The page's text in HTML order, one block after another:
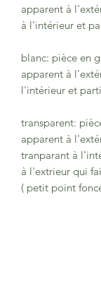
apparent à
à l'intérieur et
blanc: pièce en
apparent à
l'intérieur et
transparent:
apparent à
tranparant à
à l'extrieur qui
( petit point